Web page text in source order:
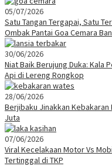
05/07/2026
Satu Tangan Tergapai, Satu
Ombak Pantai Goa Cemara
30/06/2026
Niat Baik Berujung Duka: Kala
Api di Lereng Rongkop
28/06/2026
Berjibaku Jinakkan
Juta
07/06/2026
Viral Kecelakaan Motor Vs
Tertinggal di TKP